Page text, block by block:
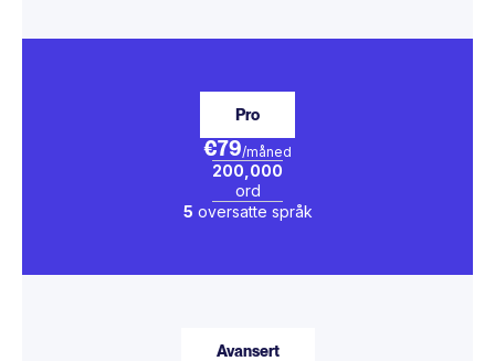
Pro
€79/måned
200,000
ord
5 oversatte språk
Avansert